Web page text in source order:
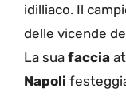
idilliaco. Il
delle vicende
La sua faccia
Napoli